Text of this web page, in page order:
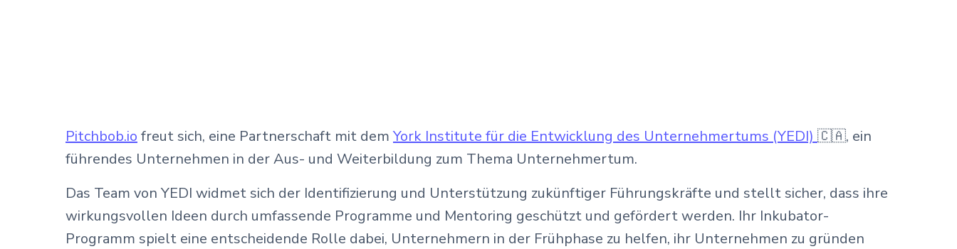
Pitchbob.io freut sich, eine Partnerschaft mit dem York Institute für die Entwicklung des Unternehmertums (YEDI) 🇨🇦, ein
führendes Unternehmen in der Aus- und Weiterbildung zum Thema Unternehmertum.
Das Team von YEDI widmet sich der Identifizierung und Unterstützung zukünftiger Führungskräfte und stellt sicher, dass ihre
wirkungsvollen Ideen durch umfassende Programme und Mentoring geschützt und gefördert werden. Ihr Inkubator-
Programm spielt eine entscheidende Rolle dabei, Unternehmern in der Frühphase zu helfen, ihr Unternehmen zu gründen